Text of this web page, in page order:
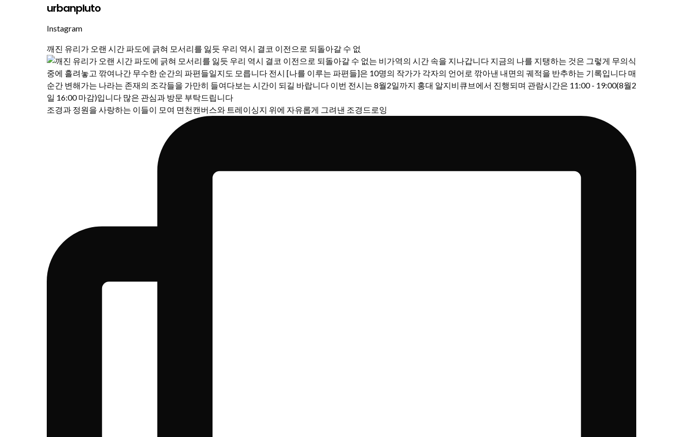
urbanpluto
Instagram
깨진 유리가 오랜 시간 파도에 긁혀 모서리를 잃듯 우리 역시 결코 이전으로 되돌아갈 수 없
조경과 정원을 사랑하는 이들이 모여 면천캔버스와 트레이싱지 위에 자유롭게 그려낸 조경드로잉